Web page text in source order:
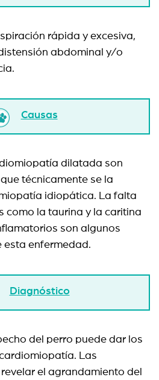
rápida y excesiva,
abdominal y/o
Causas
dilatada son
técnicamente se la
idiopática. La falta
como la taurina y la caritina
son algunos
esta enfermedad.
Diagnóstico
del perro puede dar los
Las
el agrandamiento del